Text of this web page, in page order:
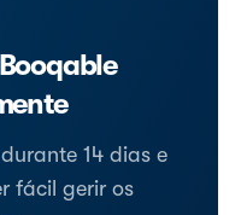
14 dias e
fácil gerir os